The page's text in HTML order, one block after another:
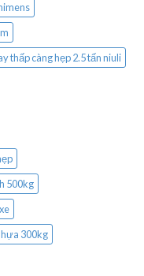
thấp càng hẹp 2.5 tấn niuli
500kg
300kg